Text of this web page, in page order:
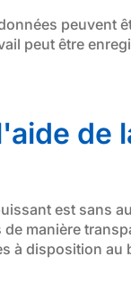
peuvent
peut être
de
est sans
manière
à disposition au